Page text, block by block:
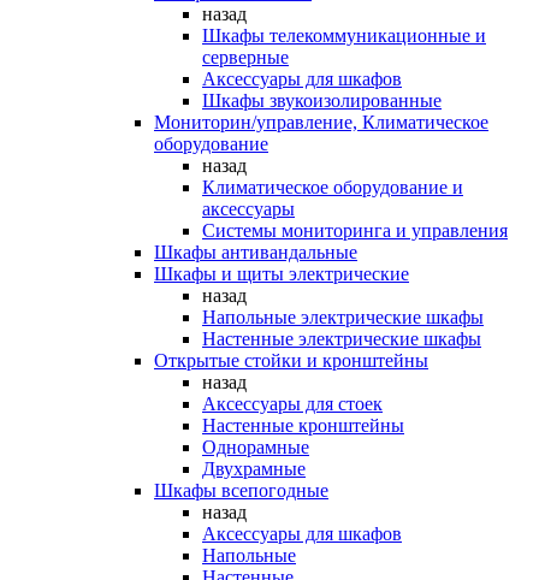
назад
Шкафы телекоммуникационные и
серверные
Аксессуары для шкафов
Шкафы звукоизолированные
Мониторин/управление, Климатическое
оборудование
назад
Климатическое оборудование и
аксессуары
Системы мониторинга и управления
Шкафы антивандальные
Шкафы и щиты электрические
назад
Напольные электрические шкафы
Настенные электрические шкафы
Открытые стойки и кронштейны
назад
Аксессуары для стоек
Настенные кронштейны
Однорамные
Двухрамные
Шкафы всепогодные
назад
Аксессуары для шкафов
Напольные